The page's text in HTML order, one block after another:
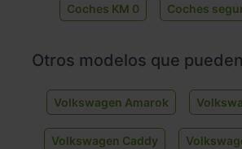
Coches KM 0 Coches
Otros modelos que
Volkswagen Amarok
Volkswagen Caddy